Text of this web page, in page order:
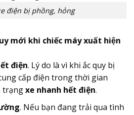
điện bị phồng, hỏng
mới khi chiếc máy xuất hiện
điện. Lý do là vì khi ắc quy bị
cấp điện trong thời gian
trạngxe nhanh hết điện.
. Nếu bạn đang trải qua tình